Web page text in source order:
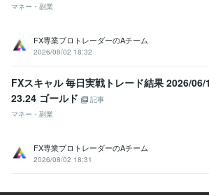
マネー・副業
FX専業プロトレーダーのAチーム
2026/08/02 18:32
FXスキャル 毎日実戦トレード結果 2026/06/
23.24 ゴールド
記事
マネー・副業
FX専業プロトレーダーのAチーム
2026/08/02 18:31